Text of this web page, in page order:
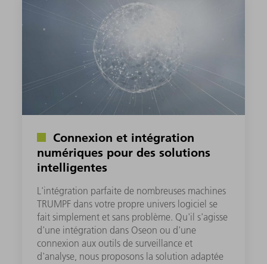
Connexion et intégration
numériques pour des solutions
intelligentes
L'intégration parfaite de nombreuses machines
TRUMPF dans votre propre univers logiciel se
fait simplement et sans problème. Qu'il s'agisse
d'une intégration dans Oseon ou d'une
connexion aux outils de surveillance et
d'analyse, nous proposons la solution adaptée